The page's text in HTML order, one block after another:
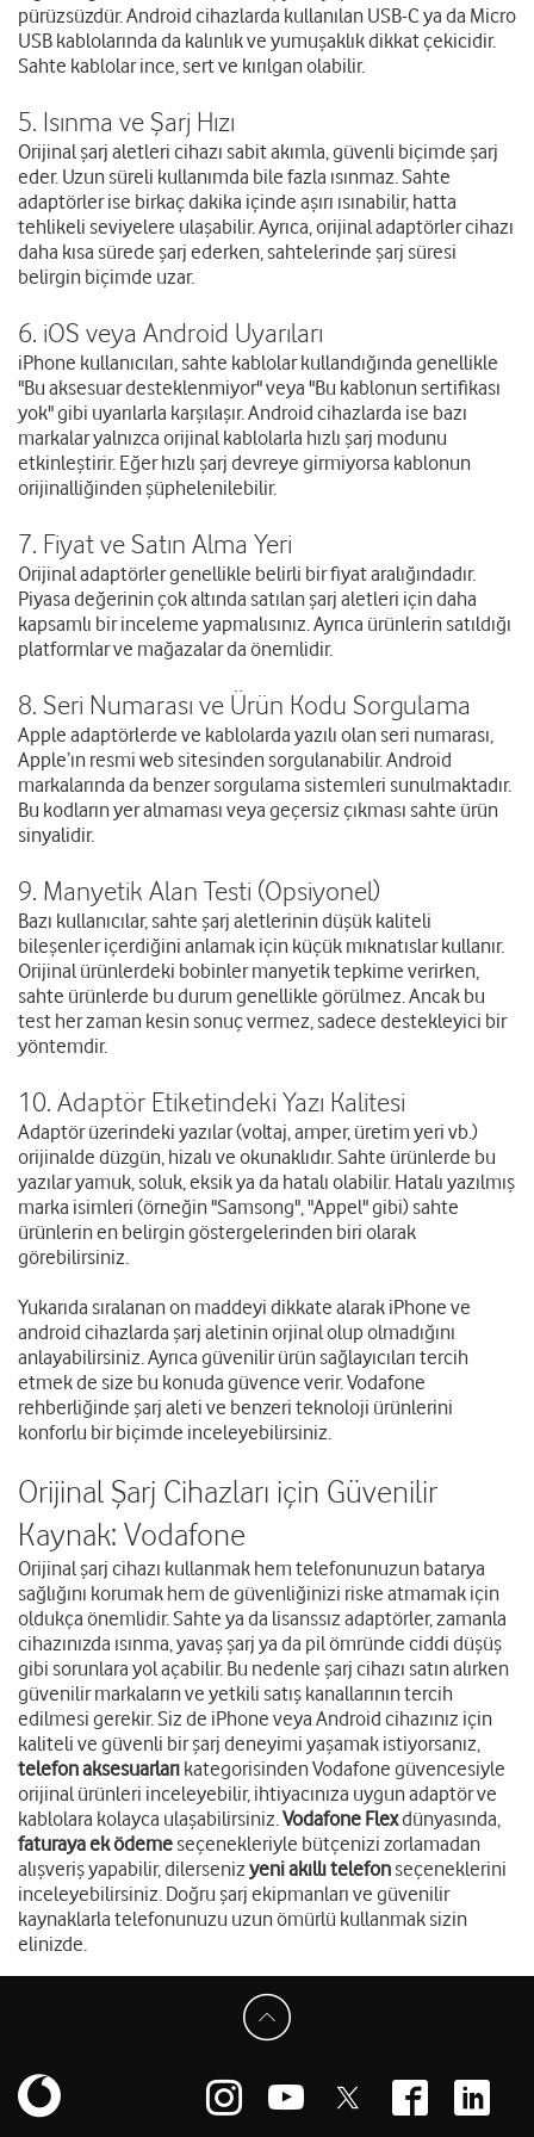
pürüzsüzdür. Android cihazlarda kullanılan USB-C ya da Micro
USB kablolarında da kalınlık ve yumuşaklık dikkat çekicidir.
Sahte kablolar ince, sert ve kırılgan olabilir.
5. Isınma ve Şarj Hızı
Orijinal şarj aletleri cihazı sabit akımla, güvenli biçimde şarj
eder. Uzun süreli kullanımda bile fazla ısınmaz. Sahte
adaptörler ise birkaç dakika içinde aşırı ısınabilir, hatta
tehlikeli seviyelere ulaşabilir. Ayrıca, orijinal adaptörler cihazı
daha kısa sürede şarj ederken, sahtelerinde şarj süresi
belirgin biçimde uzar.
6. iOS veya Android Uyarıları
iPhone kullanıcıları, sahte kablolar kullandığında genellikle
"Bu aksesuar desteklenmiyor" veya "Bu kablonun sertifikası
yok" gibi uyarılarla karşılaşır. Android cihazlarda ise bazı
markalar yalnızca orijinal kablolarla hızlı şarj modunu
etkinleştirir. Eğer hızlı şarj devreye girmiyorsa kablonun
orijinalliğinden şüphelenilebilir.
7. Fiyat ve Satın Alma Yeri
Orijinal adaptörler genellikle belirli bir fiyat aralığındadır.
Piyasa değerinin çok altında satılan şarj aletleri için daha
kapsamlı bir inceleme yapmalısınız. Ayrıca ürünlerin satıldığı
platformlar ve mağazalar da önemlidir.
8. Seri Numarası ve Ürün Kodu Sorgulama
Apple adaptörlerde ve kablolarda yazılı olan seri numarası,
Apple’ın resmi web sitesinden sorgulanabilir. Android
markalarında da benzer sorgulama sistemleri sunulmaktadır.
Bu kodların yer almaması veya geçersiz çıkması sahte ürün
sinyalidir.
9. Manyetik Alan Testi (Opsiyonel)
Bazı kullanıcılar, sahte şarj aletlerinin düşük kaliteli
bileşenler içerdiğini anlamak için küçük mıknatıslar kullanır.
Orijinal ürünlerdeki bobinler manyetik tepkime verirken,
sahte ürünlerde bu durum genellikle görülmez. Ancak bu
test her zaman kesin sonuç vermez, sadece destekleyici bir
yöntemdir.
10. Adaptör Etiketindeki Yazı Kalitesi
Adaptör üzerindeki yazılar (voltaj, amper, üretim yeri vb.)
orijinalde düzgün, hizalı ve okunaklıdır. Sahte ürünlerde bu
yazılar yamuk, soluk, eksik ya da hatalı olabilir. Hatalı yazılmış
marka isimleri (örneğin "Samsong", "Appel" gibi) sahte
ürünlerin en belirgin göstergelerinden biri olarak
görebilirsiniz.
Yukarıda sıralanan on maddeyi dikkate alarak iPhone ve
android cihazlarda şarj aletinin orjinal olup olmadığını
anlayabilirsiniz. Ayrıca güvenilir ürün sağlayıcıları tercih
etmek de size bu konuda güvence verir. Vodafone
rehberliğinde şarj aleti ve benzeri teknoloji ürünlerini
konforlu bir biçimde inceleyebilirsiniz.
Orijinal Şarj Cihazları için Güvenilir
Kaynak: Vodafone
Orijinal şarj cihazı kullanmak hem telefonunuzun batarya
sağlığını korumak hem de güvenliğinizi riske atmamak için
oldukça önemlidir. Sahte ya da lisanssız adaptörler, zamanla
cihazınızda ısınma, yavaş şarj ya da pil ömründe ciddi düşüş
gibi sorunlara yol açabilir. Bu nedenle şarj cihazı satın alırken
güvenilir markaların ve yetkili satış kanallarının tercih
edilmesi gerekir. Siz de iPhone veya Android cihazınız için
kaliteli ve güvenli bir şarj deneyimi yaşamak istiyorsanız,
telefon aksesuarları kategorisinden Vodafone güvencesiyle
orijinal ürünleri inceleyebilir, ihtiyacınıza uygun adaptör ve
kablolara kolayca ulaşabilirsiniz.Vodafone Flexdünyasında,
faturaya ek ödeme seçenekleriyle bütçenizi zorlamadan
alışveriş yapabilir, dilerseniz yeni akıllı telefon seçeneklerini
inceleyebilirsiniz. Doğru şarj ekipmanları ve güvenilir
kaynaklarla telefonunuzu uzun ömürlü kullanmak sizin
elinizde.